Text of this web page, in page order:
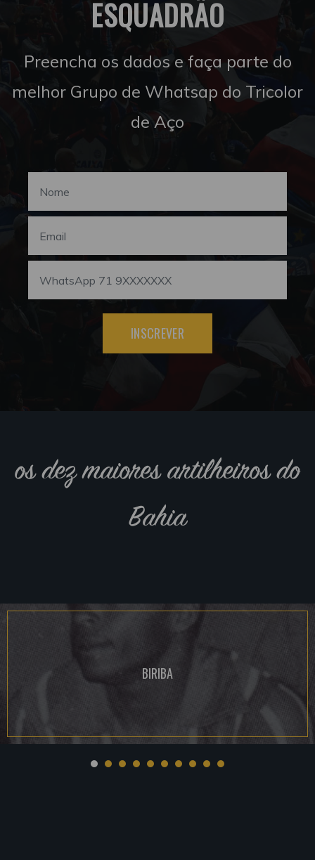
ESQUADRÃO
Preencha os dados e faça parte do
melhor Grupo de Whatsap do Tricolor
de Aço
INSCREVER
os dez maiores artilheiros do
Bahia
BIRIBA